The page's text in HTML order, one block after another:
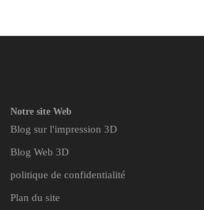
Notre site Web
Blog sur l'impression 3D
Blog Web 3D
politique de confidentialité
Plan du site